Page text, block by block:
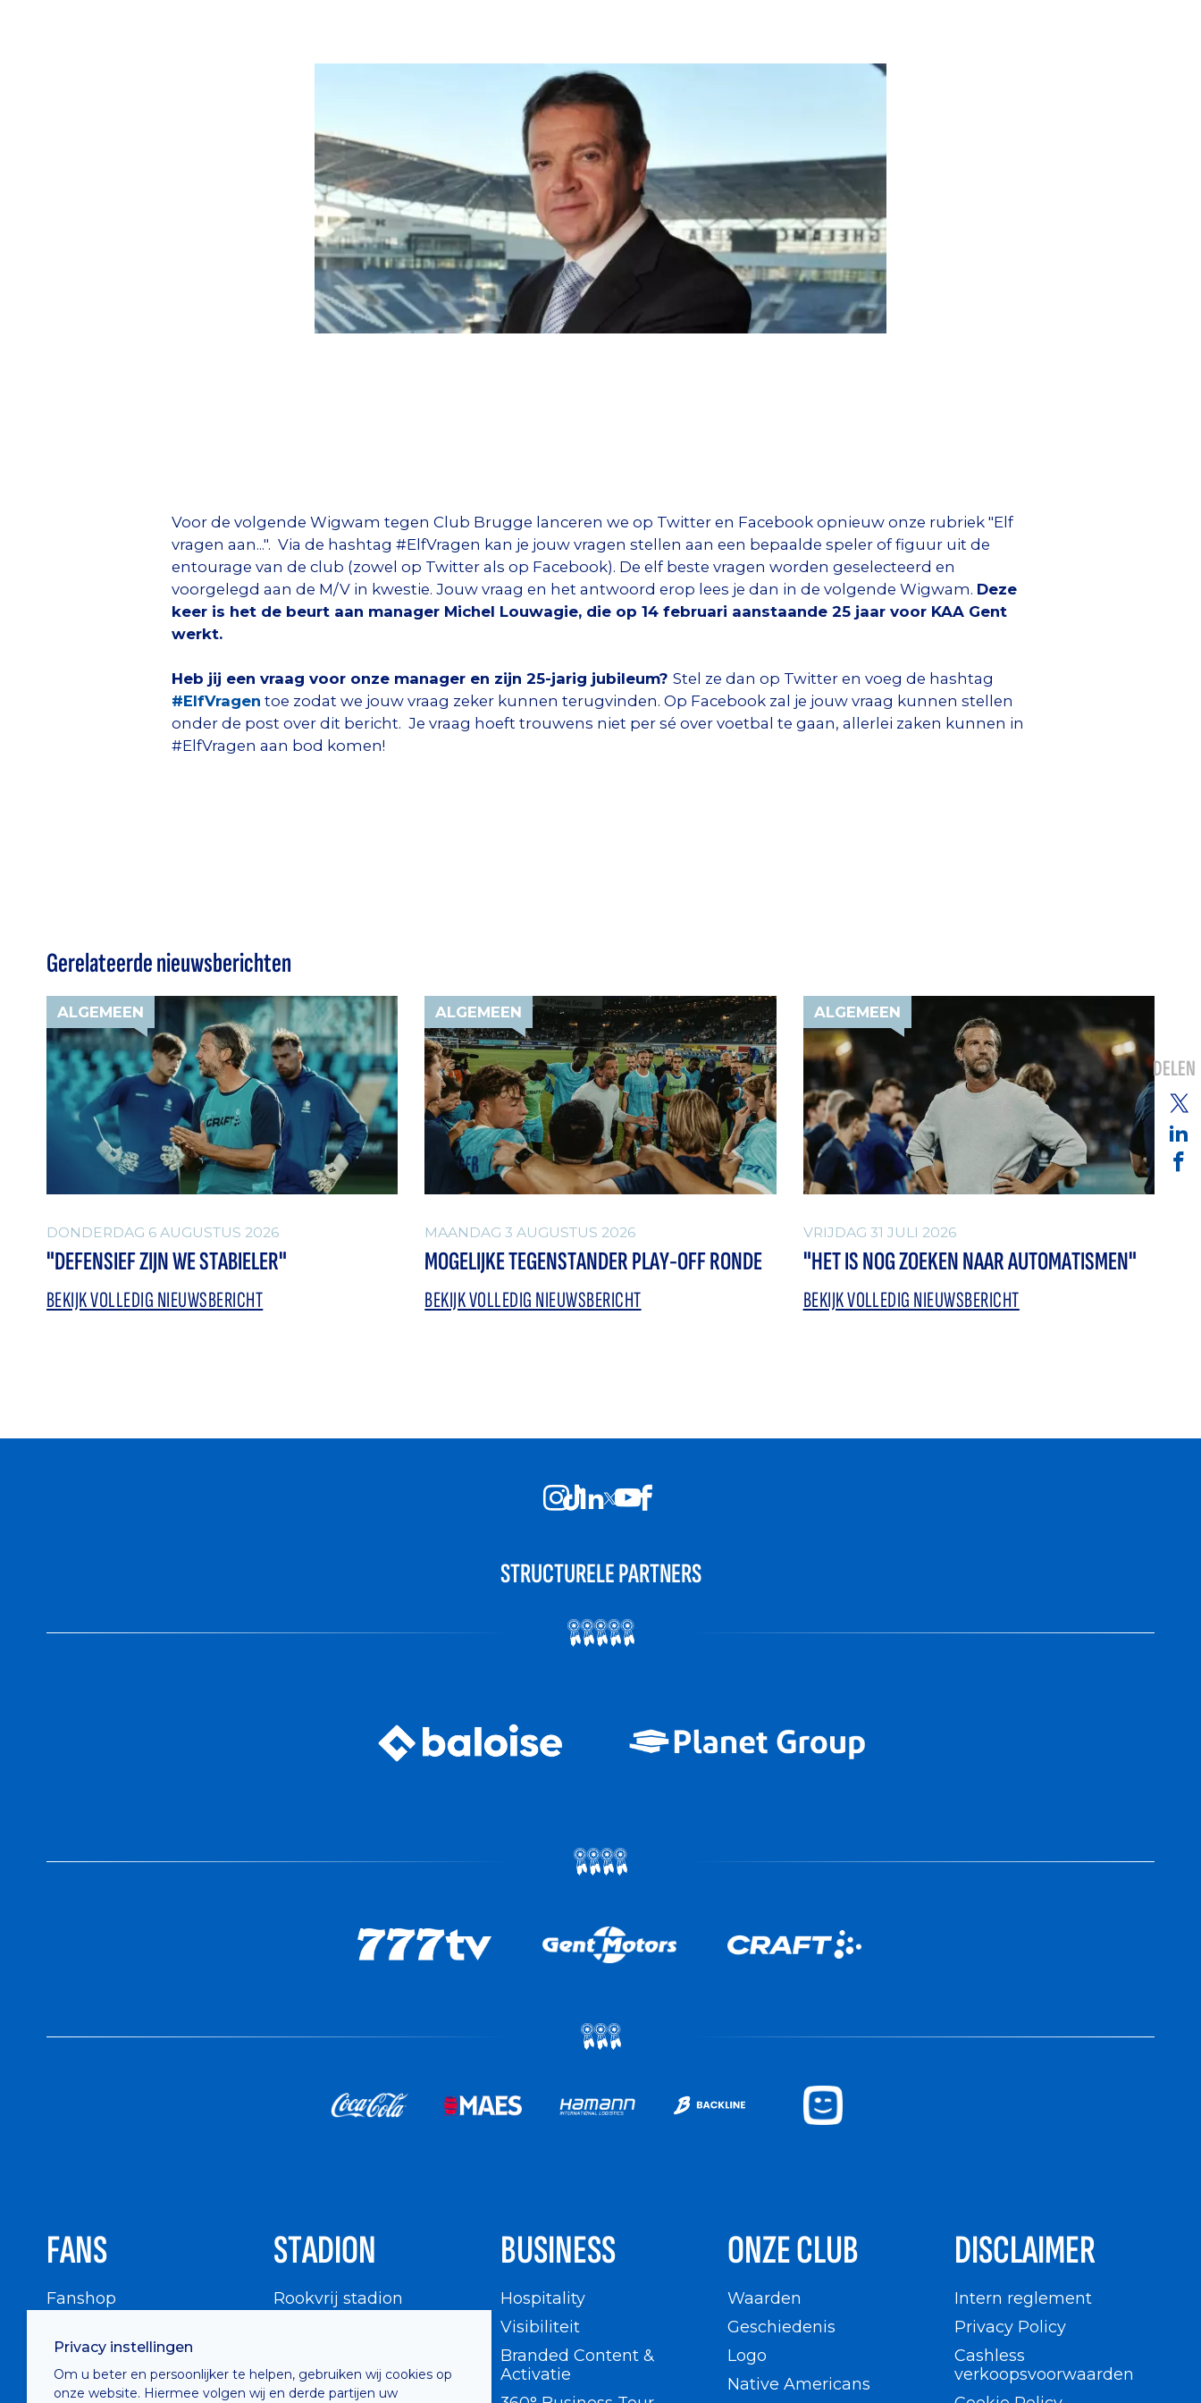
Voor de volgende Wigwam tegen Club Brugge lanceren we op Twitter en Facebook opnieuw onze rubriek "Elf
vragen aan...". Via de hashtag #ElfVragen kan je jouw vragen stellen aan een bepaalde speler of figuur uit de
entourage van de club (zowel op Twitter als op Facebook). De elf beste vragen worden geselecteerd en
voorgelegd aan de M/V in kwestie. Jouw vraag en het antwoord erop lees je dan in de volgende Wigwam. Deze
keer is het de beurt aan manager Michel Louwagie, die op 14 februari aanstaande 25 jaar voor KAA Gent
werkt.
Heb jij een vraag voor onze manager en zijn 25-jarig jubileum? Stel ze dan op Twitter en voeg de hashtag
#ElfVragen toe zodat we jouw vraag zeker kunnen terugvinden. Op Facebook zal je jouw vraag kunnen stellen
onder de post over dit bericht. Je vraag hoeft trouwens niet per sé over voetbal te gaan, allerlei zaken kunnen in
#ElfVragen aan bod komen!
Gerelateerde nieuwsberichten
ALGEMEEN
DONDERDAG 6 AUGUSTUS 2026
"DEFENSIEF ZIJN WE STABIELER"
BEKIJK VOLLEDIG NIEUWSBERICHT
ALGEMEEN
MAANDAG 3 AUGUSTUS 2026
MOGELIJKE TEGENSTANDER PLAY-OFF RONDE
BEKIJK VOLLEDIG NIEUWSBERICHT
ALGEMEEN
VRIJDAG 31 JULI 2026
"HET IS NOG ZOEKEN NAAR AUTOMATISMEN"
BEKIJK VOLLEDIG NIEUWSBERICHT
DELEN
Privacy instellingen
Om u beter en persoonlijker te helpen, gebruiken wij cookies op
onze website. Hiermee volgen wij en derde partijen uw
STRUCTURELE PARTNERS
FANS
Fanshop
Supportersraad
Buffalo Kids Club
STADION
Rookvrij stadion
BUSINESS
Hospitality
Visibiliteit
Branded Content &
Activatie
ONZE CLUB
Waarden
Geschiedenis
Logo
Native Americans
DISCLAIMER
Intern reglement
Privacy Policy
Cashless
verkoopsvoorwaarden